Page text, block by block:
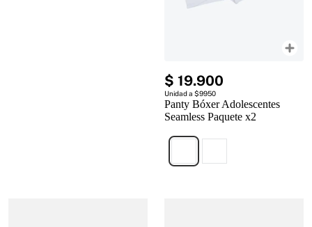
$ 19.900
Unidad a $9950
Panty Bóxer Adolescentes
Seamless Paquete x2